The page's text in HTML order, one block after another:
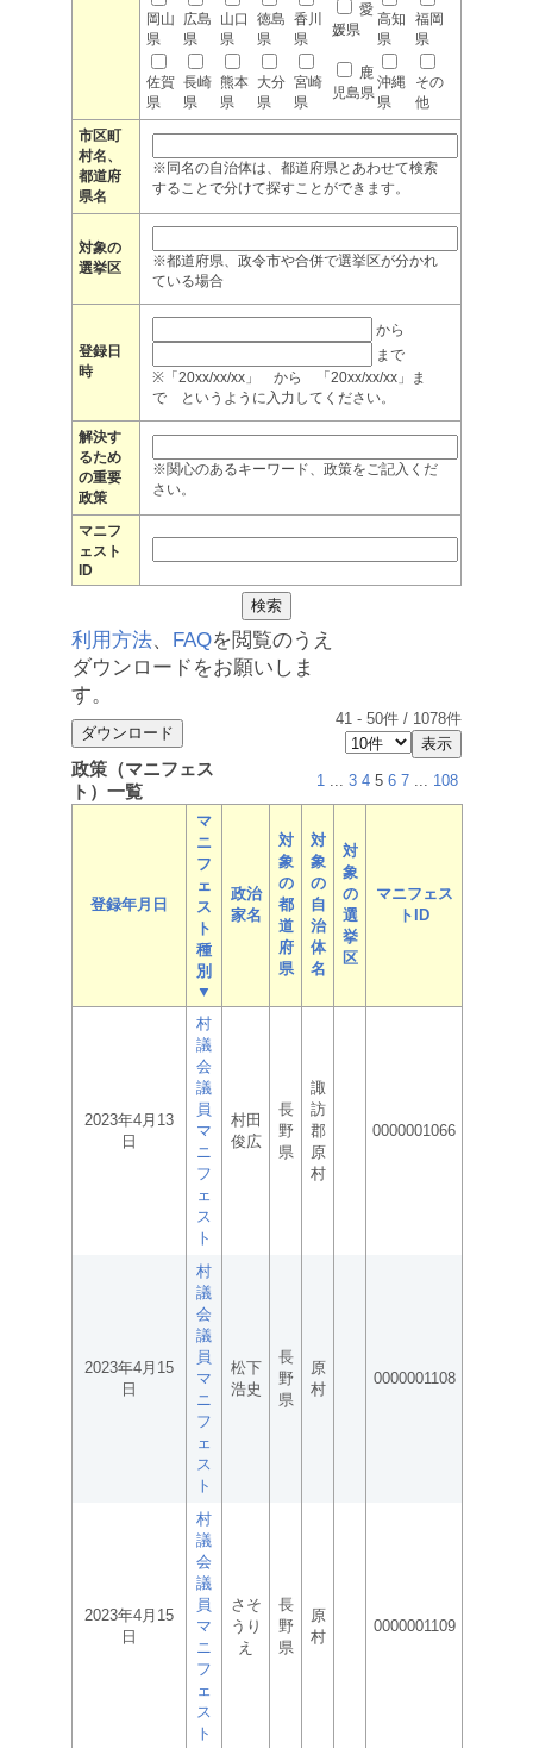
岡山
県
広島
県
山口
県
徳島
県
香川
県
愛
媛県
高知
県
福岡
県
佐賀
県
長崎
県
熊本
県
大分
県
宮崎
県
鹿
児島県
沖縄
県
その
他
市区町
村名、
都道府
県名
※同名の自治体は、都道府県とあわせて検索
することで分けて探すことができます。
対象の
選挙区
※都道府県、政令市や合併で選挙区が分かれ
ている場合
登録日
時
から
まで
※「20xx/xx/xx」 から 「20xx/xx/xx」ま
で というように入力してください。
解決す
るため
の重要
政策
※関心のあるキーワード、政策をご記入くだ
さい。
マニフ
ェスト
ID
利用方法、 FAQを閲覧のうえ
ダウンロードをお願いしま
す。
41 - 50件 / 1078件
政策（マニフェス
ト）一覧
1 ... 3 4 5 6 7 ... 108
登録年月日
マ
ニ
フ
ェ
ス
ト
種
別
▼
政治
家名
対
象
の
都
道
府
県
対
象
の
自
治
体
名
対
象
の
選
挙
区
マニフェス
トID
2023年4月13
日
村
議
会
議
員
マ
ニ
フ
ェ
ス
ト
村田
俊広
長
野
県
諏
訪
郡
原
村
0000001066
2023年4月15
日
村
議
会
議
員
マ
ニ
フ
ェ
ス
ト
松下
浩史
長
野
県
原
村
0000001108
2023年4月15
日
村
議
会
議
員
マ
ニ
フ
ェ
ス
ト
さそ
うり
え
長
野
県
原
村
0000001109